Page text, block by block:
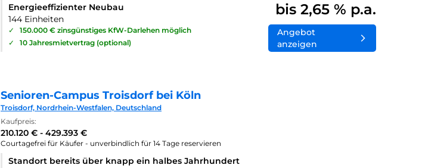
Energieeffizienter Neubau
144 Einheiten
✓
150.000 € zinsgünstiges KfW-Darlehen möglich
✓
10 Jahresmietvertrag (optional)
bis 2,65 % p.a.
Angebot
anzeigen
Senioren-Campus Troisdorf bei Köln
Troisdorf, Nordrhein-Westfalen, Deutschland
Kaufpreis:
210.120 € - 429.393 €
Courtagefrei für Käufer - unverbindlich für 14 Tage reservieren
Standort bereits über knapp ein halbes Jahrhundert